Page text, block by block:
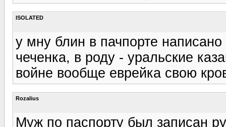
ISOLATED
у мну блин в пачпорте
чеченка, в роду - уральские
войне вообще еврейка свою
Rozalius
Муж по паспорту был записан